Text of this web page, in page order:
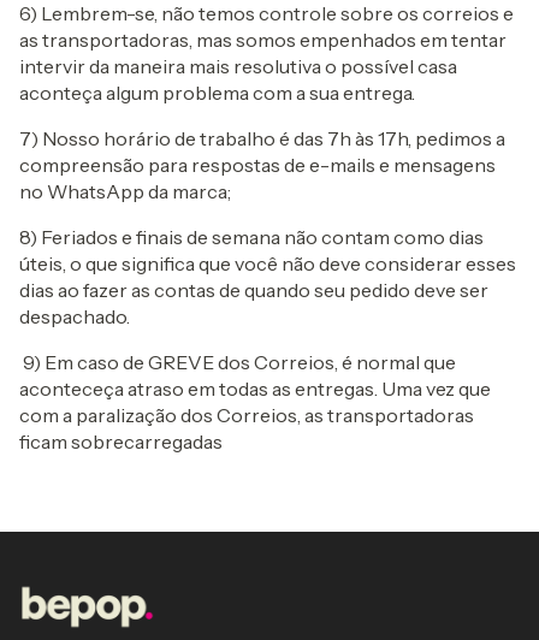
6) Lembrem-se, não temos controle sobre os correios e
as transportadoras, mas somos empenhados em tentar
intervir da maneira mais resolutiva o possível casa
aconteça algum problema com a sua entrega.
7) Nosso horário de trabalho é das 7h às 17h, pedimos a
compreensão para respostas de e-mails e mensagens
no WhatsApp da marca;
8) Feriados e finais de semana não contam como dias
úteis, o que significa que você não deve considerar esses
dias ao fazer as contas de quando seu pedido deve ser
despachado.
9) Em caso de GREVE dos Correios, é normal que
aconteceça atraso em todas as entregas. Uma vez que
com a paralização dos Correios, as transportadoras
ficam sobrecarregadas